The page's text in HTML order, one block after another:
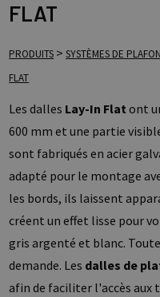
FLAT
PRODUITS >SYSTÈMES DE
FLAT
Les dalles Lay-In Flat ont
600 mm et une partie
sont fabriqués en acier
adapté pour le montage
les bords, ils laissent
créent un effet lisse pour
gris argenté et blanc.
demande. Les dalles de
afin de faciliter l'accès aux